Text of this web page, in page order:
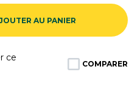
AU PANIER
ce
COMPARER